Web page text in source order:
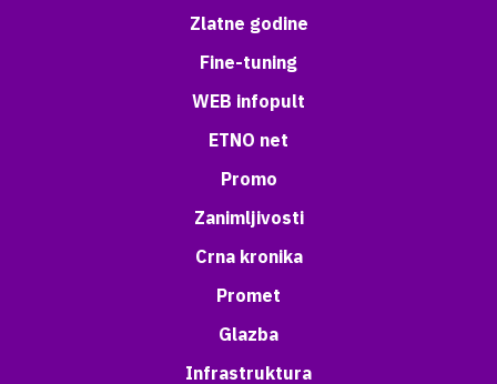
Zlatne godine
Fine-tuning
WEB infopult
ETNO net
Promo
Zanimljivosti
Crna kronika
Promet
Glazba
Infrastruktura